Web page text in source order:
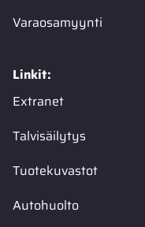
Varaosamyynti
Linkit:
Extranet
Talvisäilytys
Tuotekuvastot
Autohuolto